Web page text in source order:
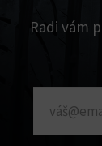
Radi vám